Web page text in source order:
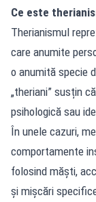
Ce este
Therianismul
care anumite
o anumită specie
„theriani” susțin
psihologică sau
În unele cazuri,
comportamente
folosind măști,
și mișcări